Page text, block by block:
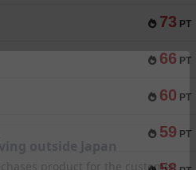
73 PT
66 PT
60 PT
59 PT